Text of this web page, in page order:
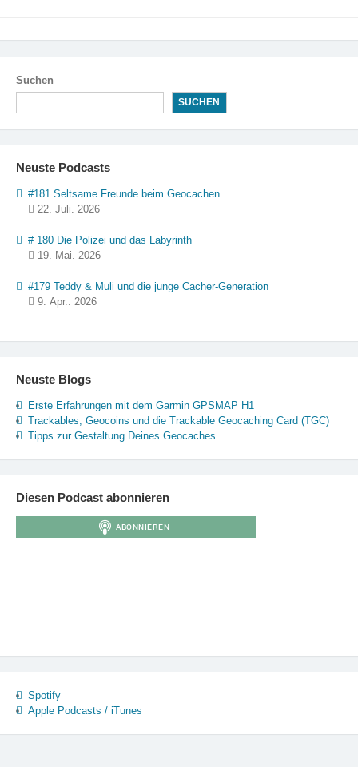
Suchen
SUCHEN
Neuste Podcasts
#181 Seltsame Freunde beim Geocachen
22. Juli. 2026
# 180 Die Polizei und das Labyrinth
19. Mai. 2026
#179 Teddy & Muli und die junge Cacher-Generation
9. Apr.. 2026
Neuste Blogs
Erste Erfahrungen mit dem Garmin GPSMAP H1
Trackables, Geocoins und die Trackable Geocaching Card (TGC)
Tipps zur Gestaltung Deines Geocaches
Diesen Podcast abonnieren
Spotify
Apple Podcasts / iTunes